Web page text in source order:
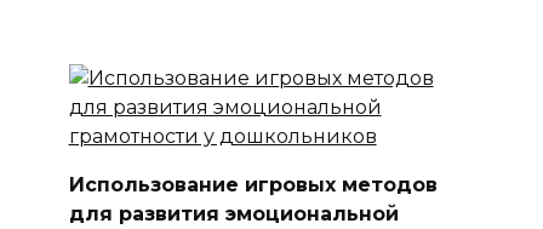
Использование игровых методов
для развития эмоциональной